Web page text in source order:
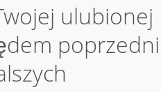
ulubionej